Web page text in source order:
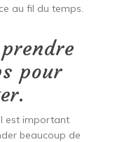
au fil du temps.
pour
il est important
beaucoup de